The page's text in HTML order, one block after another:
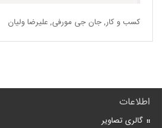
کسب و کار,جان جی مورفی,علیرضا ولیان
اطلاعات
گالری تصاویر